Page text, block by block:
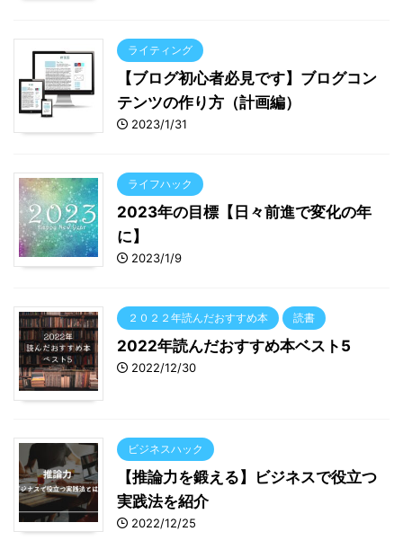
ライティング
【ブログ初心者必見です】ブログコン
テンツの作り方（計画編）
2023/1/31
ライフハック
2023年の目標【日々前進で変化の年
に】
2023/1/9
２０２２年読んだおすすめ本 読書
2022年読んだおすすめ本ベスト5
2022/12/30
ビジネスハック
【推論力を鍛える】ビジネスで役立つ
実践法を紹介
2022/12/25